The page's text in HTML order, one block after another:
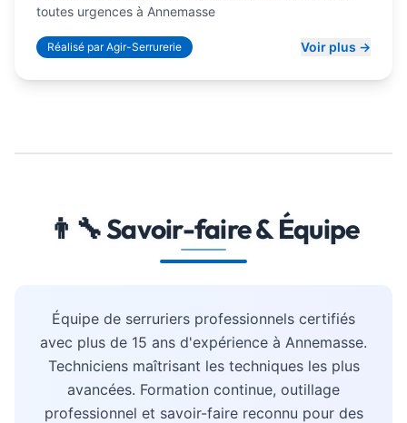
toutes urgences à Annemasse
Réalisé par Agir-Serrurerie Voir plus →
👨‍🔧 Savoir-faire & Équipe
Équipe de serruriers professionnels certifiés
avec plus de 15 ans d'expérience à Annemasse.
Techniciens maîtrisant les techniques les plus
avancées. Formation continue, outillage
professionnel et savoir-faire reconnu pour des